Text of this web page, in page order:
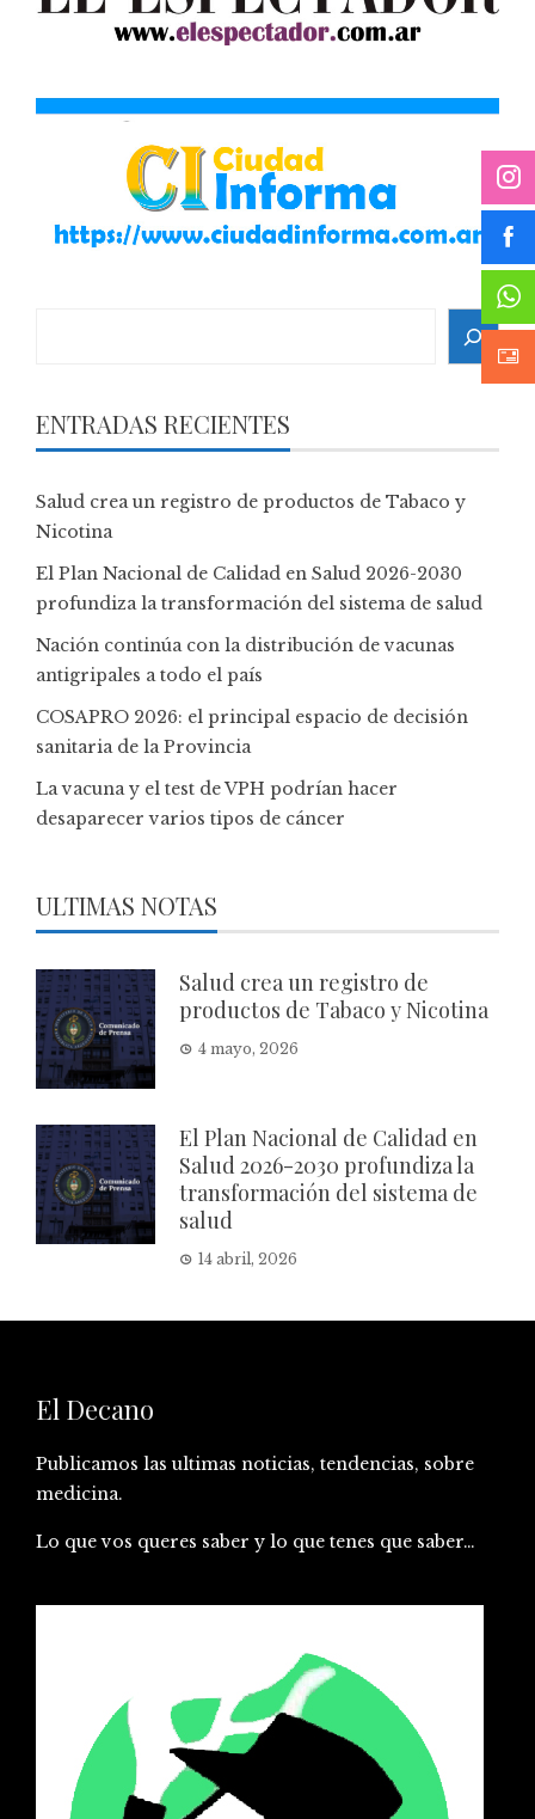
ENTRADAS RECIENTES
Salud crea un registro de productos de Tabaco y
Nicotina
El Plan Nacional de Calidad en Salud 2026-2030
profundiza la transformación del sistema de salud
Nación continúa con la distribución de vacunas
antigripales a todo el país
COSAPRO 2026: el principal espacio de decisión
sanitaria de la Provincia
La vacuna y el test de VPH podrían hacer
desaparecer varios tipos de cáncer
ULTIMAS NOTAS
Salud crea un registro de
productos de Tabaco y Nicotina
4 mayo, 2026
El Plan Nacional de Calidad en
Salud 2026-2030 profundiza la
transformación del sistema de
salud
14 abril, 2026
El Decano
Publicamos las ultimas noticias, tendencias, sobre
medicina.
Lo que vos queres saber y lo que tenes que saber…